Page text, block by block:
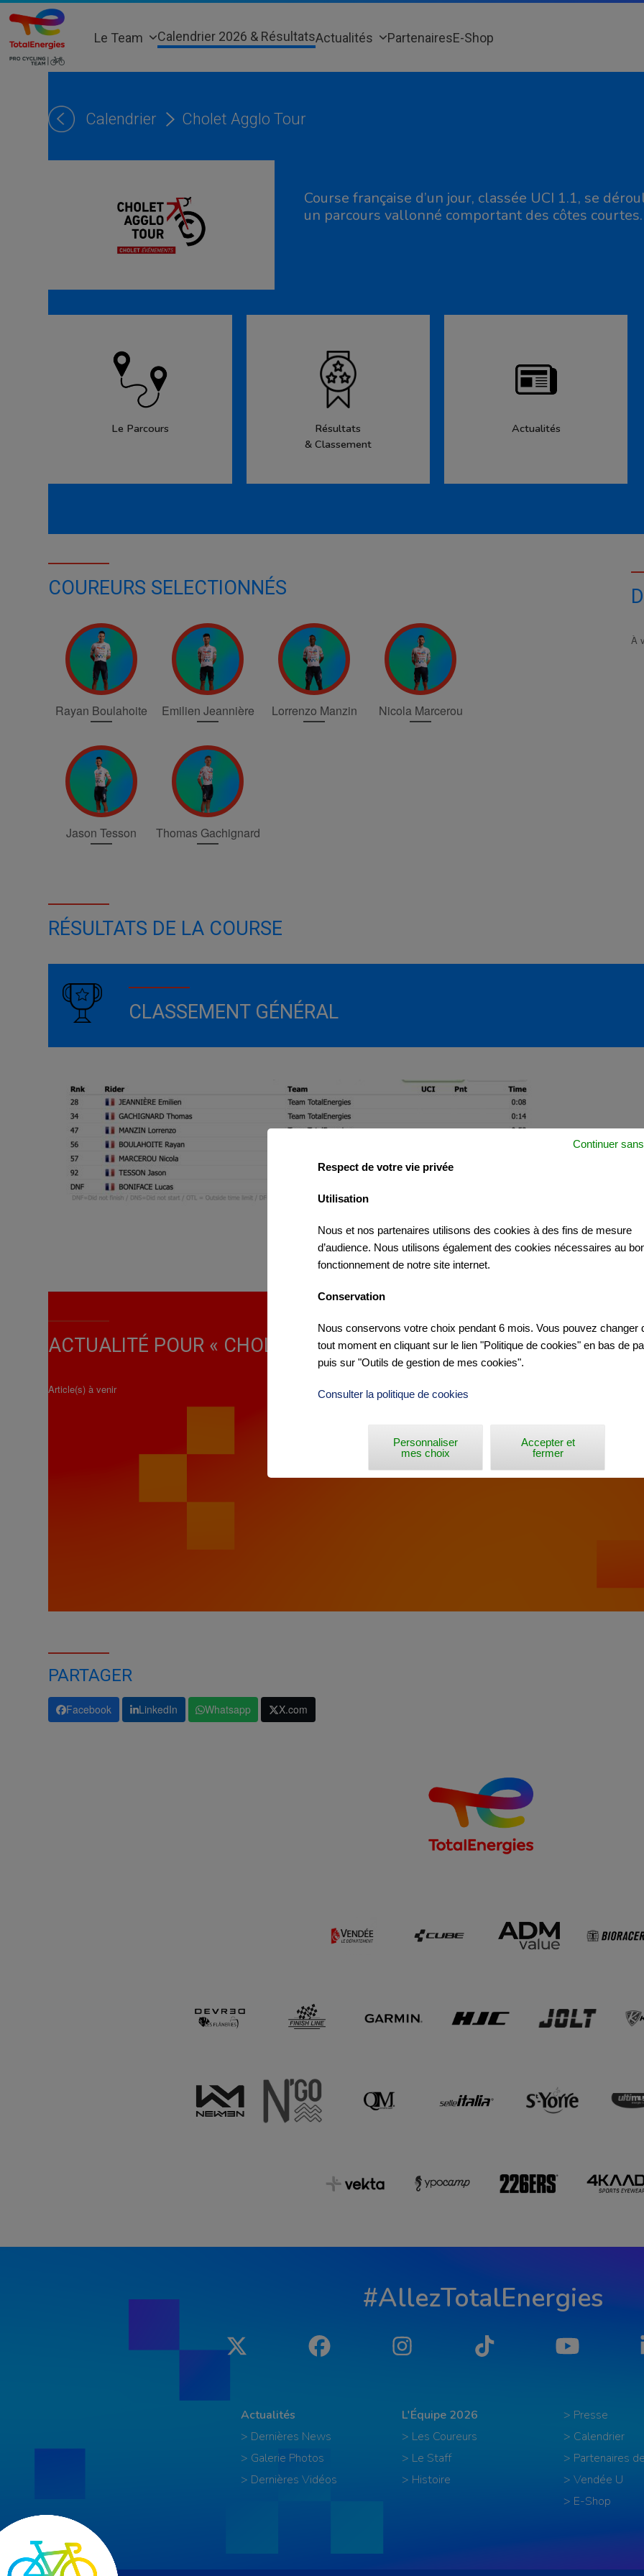
Skip
content
Le Team Calendrier 2026 & RésultatsActualités PartenairesE-Shop
Calendrier Cholet Agglo Tour
Course française d’un jour, classée UCI 1.1, se
un parcours vallonné comportant des côtes courtes.
Le Parcours
Résultats
& Classement
Actualités
COUREURS SELECTIONNÉS
Rayan Boulahoite Emilien Jeannière Lorrenzo Manzin Nicola Marcerou
Jason Tesson Thomas Gachignard
À
RÉSULTATS DE LA COURSE
CLASSEMENT GÉNÉRAL
ACTUALITÉ POUR « CHOLET AGGLO TOUR »
Article(s) à venir
PARTAGER
Facebook LinkedIn Whatsapp X.com
#AllezTotalEnergies
Twitter Facebook Instagram Tiktok YouTube
Actualités
> Dernières News
> Galerie Photos
> Dernières Vidéos
L'Équipe 2026
> Les Coureurs
> Le Staff
> Histoire
> Presse
> Calendrier
> Partenaires
> Vendée U
> E-Shop
Respect de votre vie privée
Utilisation
Nous et nos partenaires utilisons des cookies à des fins de mesure
d’audience. Nous utilisons également des cookies nécessaires au
fonctionnement de notre site internet.
Conservation
Nous conservons votre choix pendant 6 mois. Vous pouvez changer
tout moment en cliquant sur le lien "Politique de cookies" en bas de
puis sur "Outils de gestion de mes cookies".
Consulter la politique de cookies
Personnaliser
mes choix
Accepter et
fermer
Continuer